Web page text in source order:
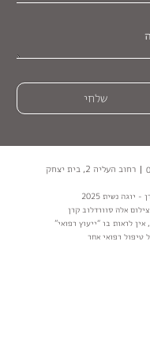
רחוב העליה 2, בית יצחק
נשית 2025
לראות בו “ייעוץ רפואי”
טיפול רפואי אחר